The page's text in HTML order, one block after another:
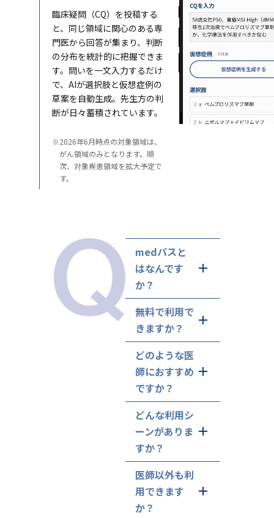
臨床疑問（CQ）を投稿する
と、同じ領域に関心のある専
門医から回答が集まり、判断
の分布を統計的に把握できま
す。問いを一文入力するだけ
で、AIが選択肢と仮想症例の
草案を自動生成。先生方の判
断が日々蓄積されています。
※2026年6月時点の対象領域は、
がん領域のみとなります。順
次、対象疾患領域を拡大予定で
す。
medパスと
はなんです
か？
無料で利用で
きますか？
どのような医
師におすすめ
ですか？
どんな利用シ
ーンがありま
すか？
医師以外も利
用できます
か？